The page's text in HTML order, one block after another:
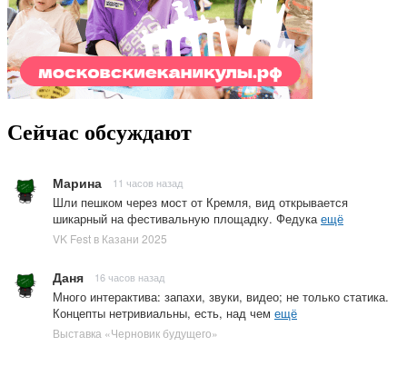
Сейчас обсуждают
Марина 11 часов назад
Шли пешком через мост от Кремля, вид открывается
шикарный на фестивальную площадку. Федука ещё
VK Fest в Казани 2025
Даня 16 часов назад
Много интерактива: запахи, звуки, видео; не только статика.
Концепты нетривиальны, есть, над чем ещё
Выставка «Черновик будущего»